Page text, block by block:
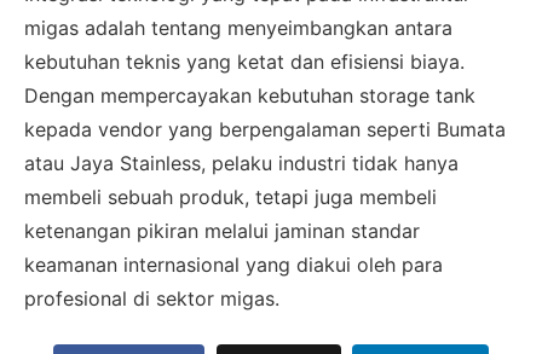
migas adalah tentang menyeimbangkan antara
kebutuhan teknis yang ketat dan efisiensi biaya.
Dengan mempercayakan kebutuhan storage tank
kepada vendor yang berpengalaman seperti Bumata
atau Jaya Stainless, pelaku industri tidak hanya
membeli sebuah produk, tetapi juga membeli
ketenangan pikiran melalui jaminan standar
keamanan internasional yang diakui oleh para
profesional di sektor migas.
SALES ASSISTANCE
Hubungi Tim Sales
Konsultasikan kebutuhan proyek Anda, dapatkan
estimasi cepat via WhatsApp.
Admin 1
6281310045708